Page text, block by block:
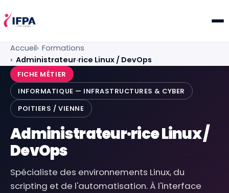
IFPA Poitiers — Centre de formation professionnelle
Accueil Formations
Administrateur·rice Linux / DevOps
FICHE MÉTIER
INFORMATIQUE — INFRASTRUCTURES & CYBER
POITIERS / VIENNE
Administrateur·rice Linux /
DevOps
Spécialiste des environnements Linux, du
scripting et de l'automatisation. À l'interface